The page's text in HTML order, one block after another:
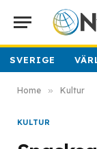
SVERIGE
Home » Kultur
KULTUR